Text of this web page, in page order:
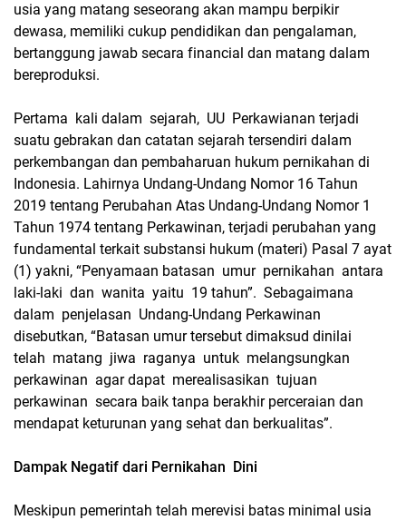
usia yang matang seseorang akan mampu berpikir
dewasa, memiliki cukup pendidikan dan pengalaman,
bertanggung jawab secara financial dan matang dalam
bereproduksi.
Pertama kali dalam sejarah, UU Perkawianan terjadi
suatu gebrakan dan catatan sejarah tersendiri dalam
perkembangan dan pembaharuan hukum pernikahan di
Indonesia. Lahirnya Undang-Undang Nomor 16 Tahun
2019 tentang Perubahan Atas Undang-Undang Nomor 1
Tahun 1974 tentang Perkawinan, terjadi perubahan yang
fundamental terkait substansi hukum (materi) Pasal 7 ayat
(1) yakni, “Penyamaan batasan umur pernikahan antara
laki-laki dan wanita yaitu 19 tahun”. Sebagaimana
dalam penjelasan Undang-Undang Perkawinan
disebutkan, “Batasan umur tersebut dimaksud dinilai
telah matang jiwa raganya untuk melangsungkan
perkawinan agar dapat merealisasikan tujuan
perkawinan secara baik tanpa berakhir perceraian dan
mendapat keturunan yang sehat dan berkualitas”.
Dampak Negatif dari Pernikahan Dini
Meskipun pemerintah telah merevisi batas minimal usia